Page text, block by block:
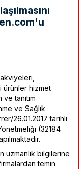
ürünler hizmet
tanıtım
ve Sağlık
26.01.2017 tarihli
(32184
uzmanlık bilgilerine
temin